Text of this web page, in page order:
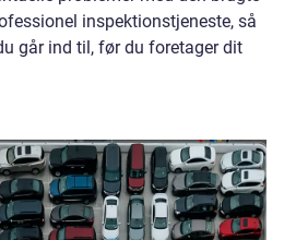
inspektionstjeneste, så
går ind til, før du foretager dit